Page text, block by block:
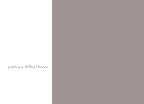
posté par Gilles Hauser